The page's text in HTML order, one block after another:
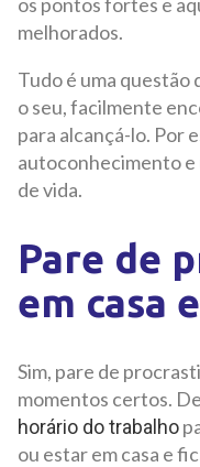
melhorados.
Tudo é uma questão
o seu, facilmente
para alcançá-lo. Por
autoconhecimento e
de vida.
Pare de
em casa
Sim, pare de
momentos certos.
horário do trabalho
ou estar em casa e